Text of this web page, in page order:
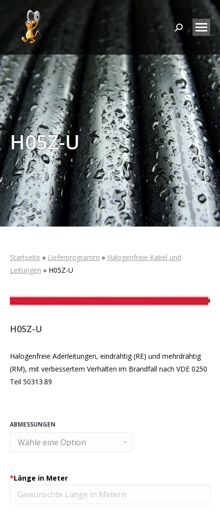
Search:
H05Z-U
Startseite » Lieferprogramm » Halogenfreie Kabel und
Leitungen » H05Z-U
H05Z-U
Halogenfreie Aderleitungen, eindrähtig (RE) und mehrdrähtig
(RM), mit verbessertem Verhalten im Brandfall nach VDE 0250
Teil 50313.89
ABMESSUNGEN
*Länge in Meter